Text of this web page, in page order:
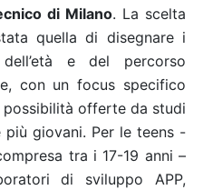
di Milano. La scelta
quella di disegnare i
e del percorso
con un focus specifico
possibilità offerte da studi
giovani. Per le teens -
tra i 17-19 anni –
di sviluppo APP,